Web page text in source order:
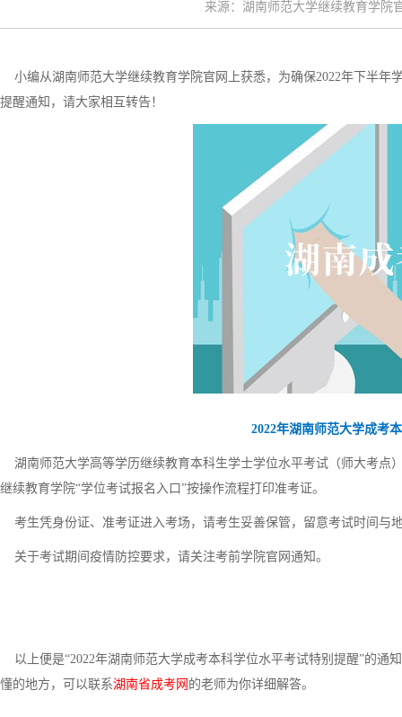
来源：湖南师范大学继续教育学院
小编从湖南师范大学继续教育学院官网上获悉，为确保2022年下半年
提醒通知，请大家相互转告！
2022年湖南师范大学成考
湖南师范大学高等学历继续教育本科生学士学位水平考试（师大考点
继续教育学院“学位考试报名入口”按操作流程打印准考证。
考生凭身份证、准考证进入考场，请考生妥善保管，留意考试时间与
关于考试期间疫情防控要求，请关注考前学院官网通知。
以上便是“2022年湖南师范大学成考本科学位水平考试特别提醒”的通
懂的地方，可以联系湖南省成考网 的老师为你详细解答。